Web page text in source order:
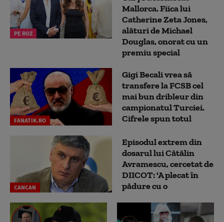
PE ROZ
Mallorca. Fiica lui
Catherine Zeta Jones,
alături de Michael
Douglas, onorat cu un
premiu special
FANATIK.RO
Gigi Becali vrea să
transfere la FCSB cel
mai bun dribleur din
campionatul Turciei.
Cifrele spun totul
CANCAN
Episodul extrem din
dosarul lui Cătălin
Avramescu, cercetat de
DIICOT: 'A plecat în
pădure cu o